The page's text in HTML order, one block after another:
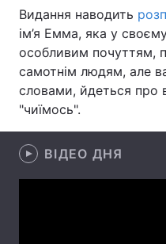
Здоров'я
Цікавинки
Екологія
Видання наводить
ім’я Емма, яка у
особливим почуттям,
самотнім людям, але
словами, йдеться про
"чиїмось".
ВІДЕО ДНЯ